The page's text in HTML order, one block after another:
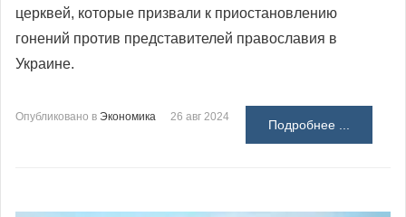
церквей, которые призвали к приостановлению
гонений против представителей православия в
Украине.
Опубликовано в Экономика 26 авг 2024
Подробнее ...